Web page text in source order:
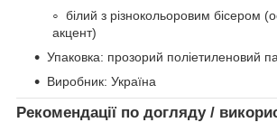
білий з різнокольоровим бісером
акцент)
Упаковка: прозорий поліетиленовий
Виробник: Україна
Рекомендації по догляду /